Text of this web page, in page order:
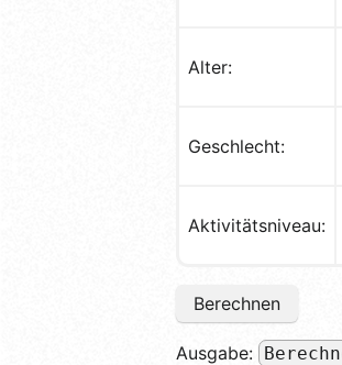
Alter:
Geschlecht:
Aktivitätsniveau:
Berechnen
Ausgabe: